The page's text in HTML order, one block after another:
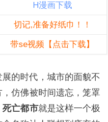
H漫画下载
切记,准备好纸巾！！
带se视频【点击下载】
的时代，城市的面貌不
仿佛被时间遗忘，笼罩
死亡都市就是这样一个极